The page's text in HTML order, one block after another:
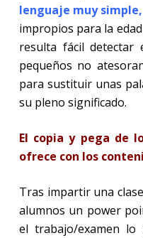
lenguaje muy
impropios para la
resulta fácil
pequeños no
para sustituir unas
su pleno significado.
El copia y pega de
ofrece con los
Tras impartir una
alumnos un power
el trabajo/examen lo